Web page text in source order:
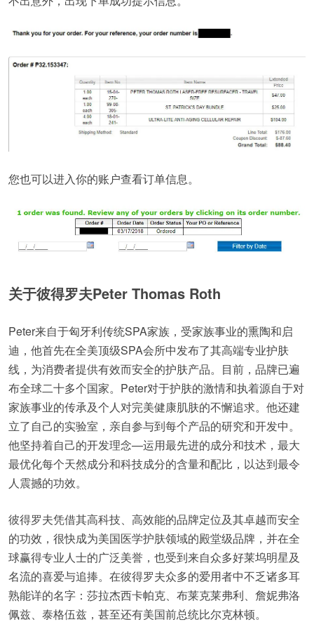
您也可以进入你的账户查看订单信息。
关于彼得罗夫Peter Thomas Roth
Peter来自于匈牙利传统SPA家族，受家族事业的熏陶和启
迪，他首先在全美顶级SPA会所中发布了其高端专业护肤
线，为消费者提供有效而安全的护肤产品。目前，品牌已遍
布全球二十多个国家。Peter对于护肤的激情和执着源自于对
家族事业的传承及个人对完美健康肌肤的不懈追求。他还建
立了自己的实验室，亲自参与到每个产品的研究和开发中。
他坚持着自己的开发理念—运用最先进的成分和技术，最大
最优化每个天然成分和科技成分的含量和配比，以达到最令
人震撼的功效。
彼得罗夫凭借其高科技、高效能的品牌定位及其卓越而安全
的功效，很快成为美国医学护肤领域的殿堂级品牌，并在全
球赢得专业人士的广泛美誉，也受到来自众多好莱坞明星及
名流的喜爱与追捧。在彼得罗夫众多的爱用者中不乏诸多耳
熟能详的名字：莎拉杰西卡帕克、布莱克莱弗利、詹妮弗洛
佩兹、泰格伍兹，甚至还有美国前总统比尔克林顿。